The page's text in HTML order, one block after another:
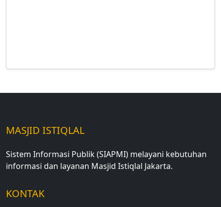
MASJID ISTIQLAL
Sistem Informasi Publik (SIAPMI) melayani kebutuhan
informasi dan layanan Masjid Istiqlal Jakarta.
KONTAK